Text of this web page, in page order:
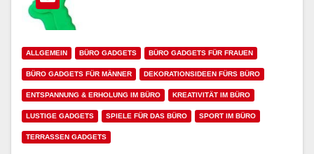
ALLGEMEIN BÜRO GADGETS BÜRO GADGETS FÜR FRAUEN
BÜRO GADGETS FÜR MÄNNER DEKORATIONSIDEEN FÜRS BÜRO
ENTSPANNUNG & ERHOLUNG IM BÜRO KREATIVITÄT IM BÜRO
LUSTIGE GADGETS SPIELE FÜR DAS BÜRO SPORT IM BÜRO
TERRASSEN GADGETS